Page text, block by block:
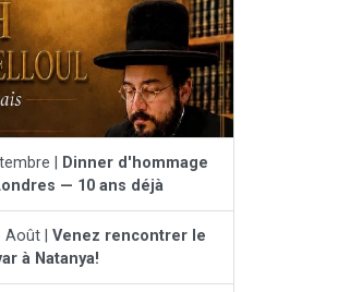
|
Dinner d'hommage
— 10 ans déjà
| Venez rencontrer le
à Natanya!